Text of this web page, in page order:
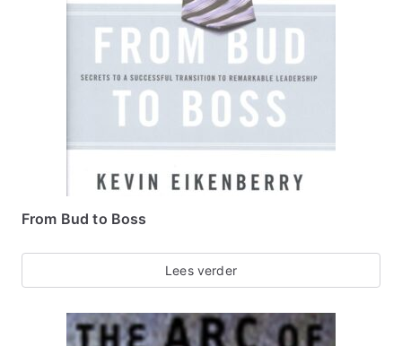
From Bud to Boss
Lees verder